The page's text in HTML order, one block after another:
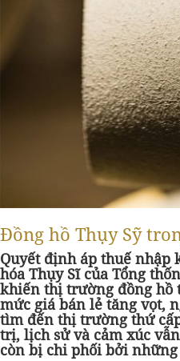
Đồng hồ Thụy Sỹ
Quyết định áp thuế nhập
hóa Thụy Sĩ của Tổng
khiến thị trường đồng hồ
mức giá bán lẻ tăng vọt,
tìm đến thị trường thứ
trị, lịch sử và cảm xúc
còn bị chi phối bởi